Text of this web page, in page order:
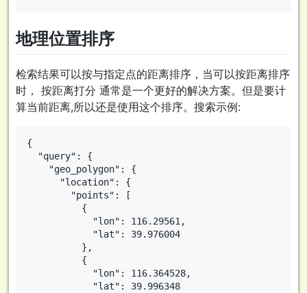
地理位置排序
检索结果可以按与指定点的距离排序，当可以按距离排序
时， 按距离打分 通常是一个更好的解决方案。但是要计
算当前距离,所以还是使用这个排序。搜索示例:
{
  "query": {
    "geo_polygon": {
      "location": {
        "points": [
          {
            "lon": 116.29561,
            "lat": 39.976004
          },
          {
            "lon": 116.364528,
            "lat": 39.996348